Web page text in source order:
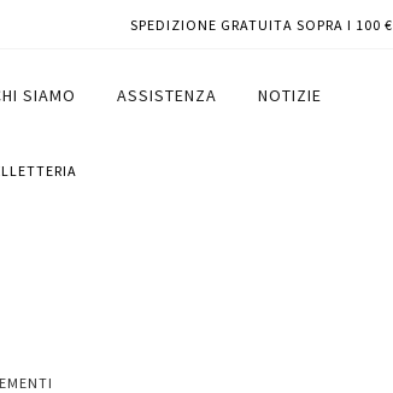
SPEDIZIONE GRATUITA SOPRA I 100 €
SIAMO ASSISTENZA NOTIZIE